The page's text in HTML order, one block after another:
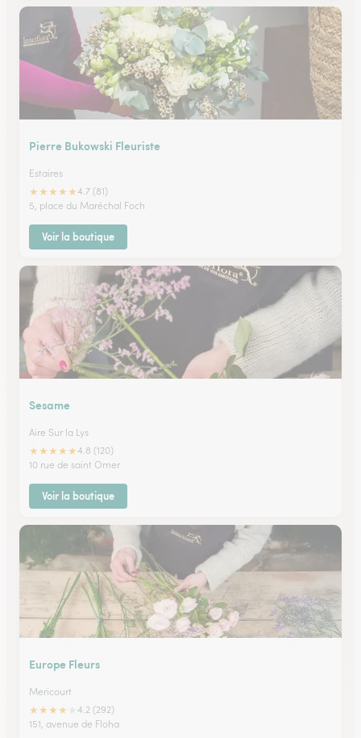
Pierre Bukowski Fleuriste
Estaires
★★★★★4.7 (81)
5, place du Maréchal Foch
Voir la boutique
Sesame
Aire Sur la Lys
★★★★★4.8 (120)
10 rue de saint Omer
Voir la boutique
Europe Fleurs
Mericourt
★★★★
4.2 (292)
151, avenue de Floha